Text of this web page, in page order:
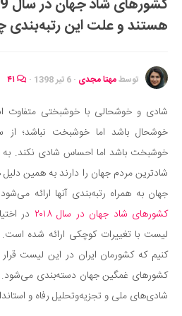
ایران گردی
جهان گردی
موفقیت و مهارت‌های فردی
تغذیه سالم
بهداشت
بیماری و درمان
کودک و مادر
ورزش و تندرستی
روانشناسی
مراکز پزشکی و دارویی
فرهنگ و هنر
هستند و علت این
توسطمهتا مجدی · 6 تیر 1398 ·
شادی و خوشحالی با خوشبختی
خوشحال باشد اما خوشبخت نباشد؛
خوشبخت باشد اما احساس شادی نکند.
شادترین مردم جهان را دارند به همین
جهان به همراه رتبه‌بندی آنها ارائه
کشورهای شاد جهان در سال ۲۰۱۸
در
لیست با تغییرات کوچکی ارائه شده
کنیم که کشورمان ایران در این لیست
کشورهای غمگین جهان دسته‌بندی می‌شود.
شادی‌های ملی و تجزیه‌وتحلیل رفاه و